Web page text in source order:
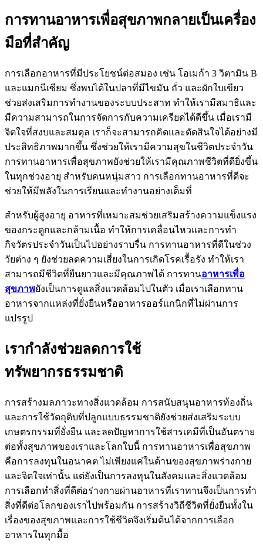
การทานอาหารเพื่อสุขภาพกลายเป็นเครื่อง
มือที่สำคัญ
การเลือกอาหารที่มีประโยชน์ต่อสมอง เช่น โอเมก้า 3 วิตามิน B
และแมกนีเซียม ซึ่งพบได้ในปลาที่มีไขมัน ถั่ว และผักใบเขียว
ช่วยส่งเสริมการทำงานของระบบประสาท ทำให้เรามีสมาธิและ
มีความสามารถในการจัดการกับความเครียดได้ดีขึ้น เมื่อเรามี
จิตใจที่สงบและสมดุล เราก็จะสามารถคิดและตัดสินใจได้อย่างมี
ประสิทธิภาพมากขึ้น ซึ่งช่วยให้เรามีความสุขในชีวิตประจำวัน
การทานอาหารเพื่อสุขภาพยังช่วยให้เรามีคุณภาพชีวิตที่ดียิ่งขึ้น
ในทุกช่วงอายุ สำหรับคนหนุ่มสาว การเลือกทานอาหารที่ดีจะ
ช่วยให้มีพลังในการเรียนและทำงานอย่างเต็มที่
สำหรับผู้สูงอายุ อาหารที่เหมาะสมช่วยเสริมสร้างความแข็งแรง
ของกระดูกและกล้ามเนื้อ ทำให้การเคลื่อนไหวและการทำ
กิจวัตรประจำวันเป็นไปอย่างราบรื่น การทานอาหารที่ดีในช่วง
วัยต่าง ๆ ยังช่วยลดความเสี่ยงในการเกิดโรคเรื้อรัง ทำให้เรา
สามารถมีชีวิตที่ยืนยาวและมีคุณภาพได้ การทานอาหารเพื่อ
สุขภาพยังเป็นการดูแลสิ่งแวดล้อมไปในตัว เมื่อเราเลือกทาน
อาหารจากแหล่งที่ยั่งยืนหรืออาหารออร์แกนิกที่ไม่ผ่านการ
แปรรูป
เรากำลังช่วยลดการใช้
ทรัพยากรธรรมชาติ
การสร้างมลภาวะทางสิ่งแวดล้อม การสนับสนุนอาหารท้องถิ่น
และการใช้วัตถุดิบที่ปลูกแบบธรรมชาติยังช่วยส่งเสริมระบบ
เกษตรกรรมที่ยั่งยืน และลดปัญหาการใช้สารเคมีที่เป็นอันตราย
ต่อทั้งสุขภาพของเราและโลกใบนี้ การทานอาหารเพื่อสุขภาพ
คือการลงทุนในอนาคต ไม่เพียงแค่ในด้านของสุขภาพร่างกาย
และจิตใจเท่านั้น แต่ยังเป็นการลงทุนในสังคมและสิ่งแวดล้อม
การเลือกทำสิ่งที่ดีต่อร่างกายผ่านอาหารที่เราทานจึงเป็นการทำ
สิ่งที่ดีต่อโลกของเราไปพร้อมกัน การสร้างวิถีชีวิตที่ยั่งยืนทั้งใน
เรื่องของสุขภาพและการใช้ชีวิตจึงเริ่มต้นได้จากการเลือก
อาหารในทุกมื้อ